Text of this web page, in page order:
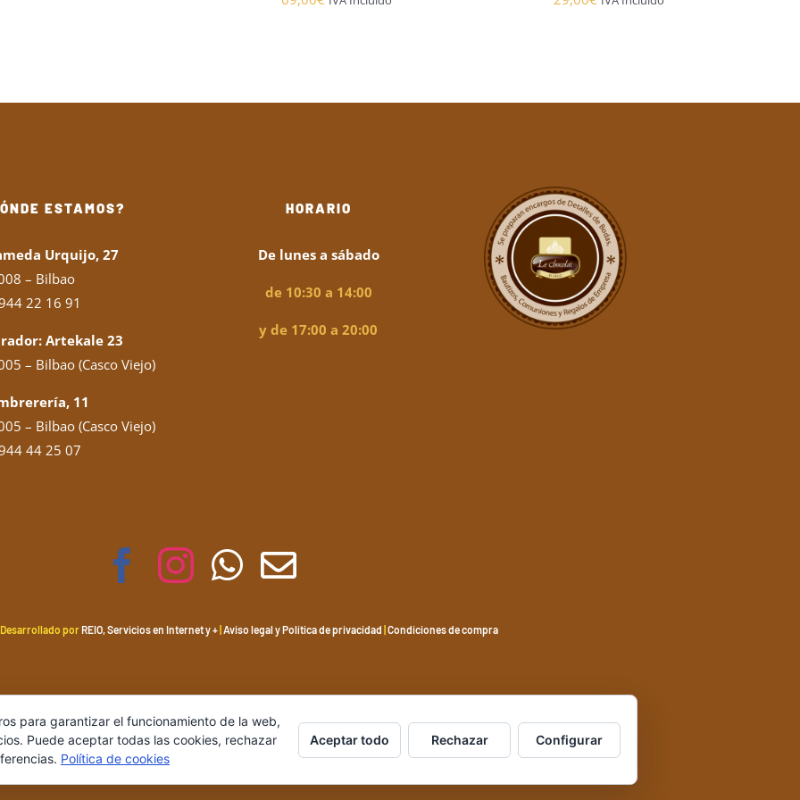
ESTAMOS?
Urquijo, 27
– Bilbao
22 16 91
Artekale 23
– Bilbao (Casco Viejo)
11
– Bilbao (Casco Viejo)
44 25 07
HORARIO
De lunes a sábado
de 10:30 a 14:00
y de 17:00 a 20:00
porREIO, Servicios en Internet y +| Aviso legal y Política de privacidad Condiciones de compra
para garantizar el funcionamiento de la web,
Puede aceptar todas las cookies, rechazar
Política de cookies
Aceptar todo Rechazar Configurar